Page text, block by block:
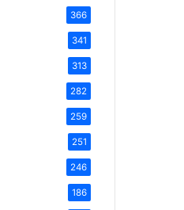
366
341
313
282
259
251
246
186